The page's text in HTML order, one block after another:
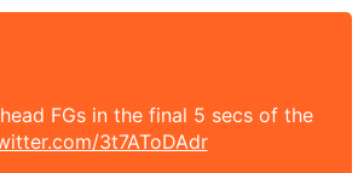
FGs in the final 5 secs of the
3t7AToDAdr